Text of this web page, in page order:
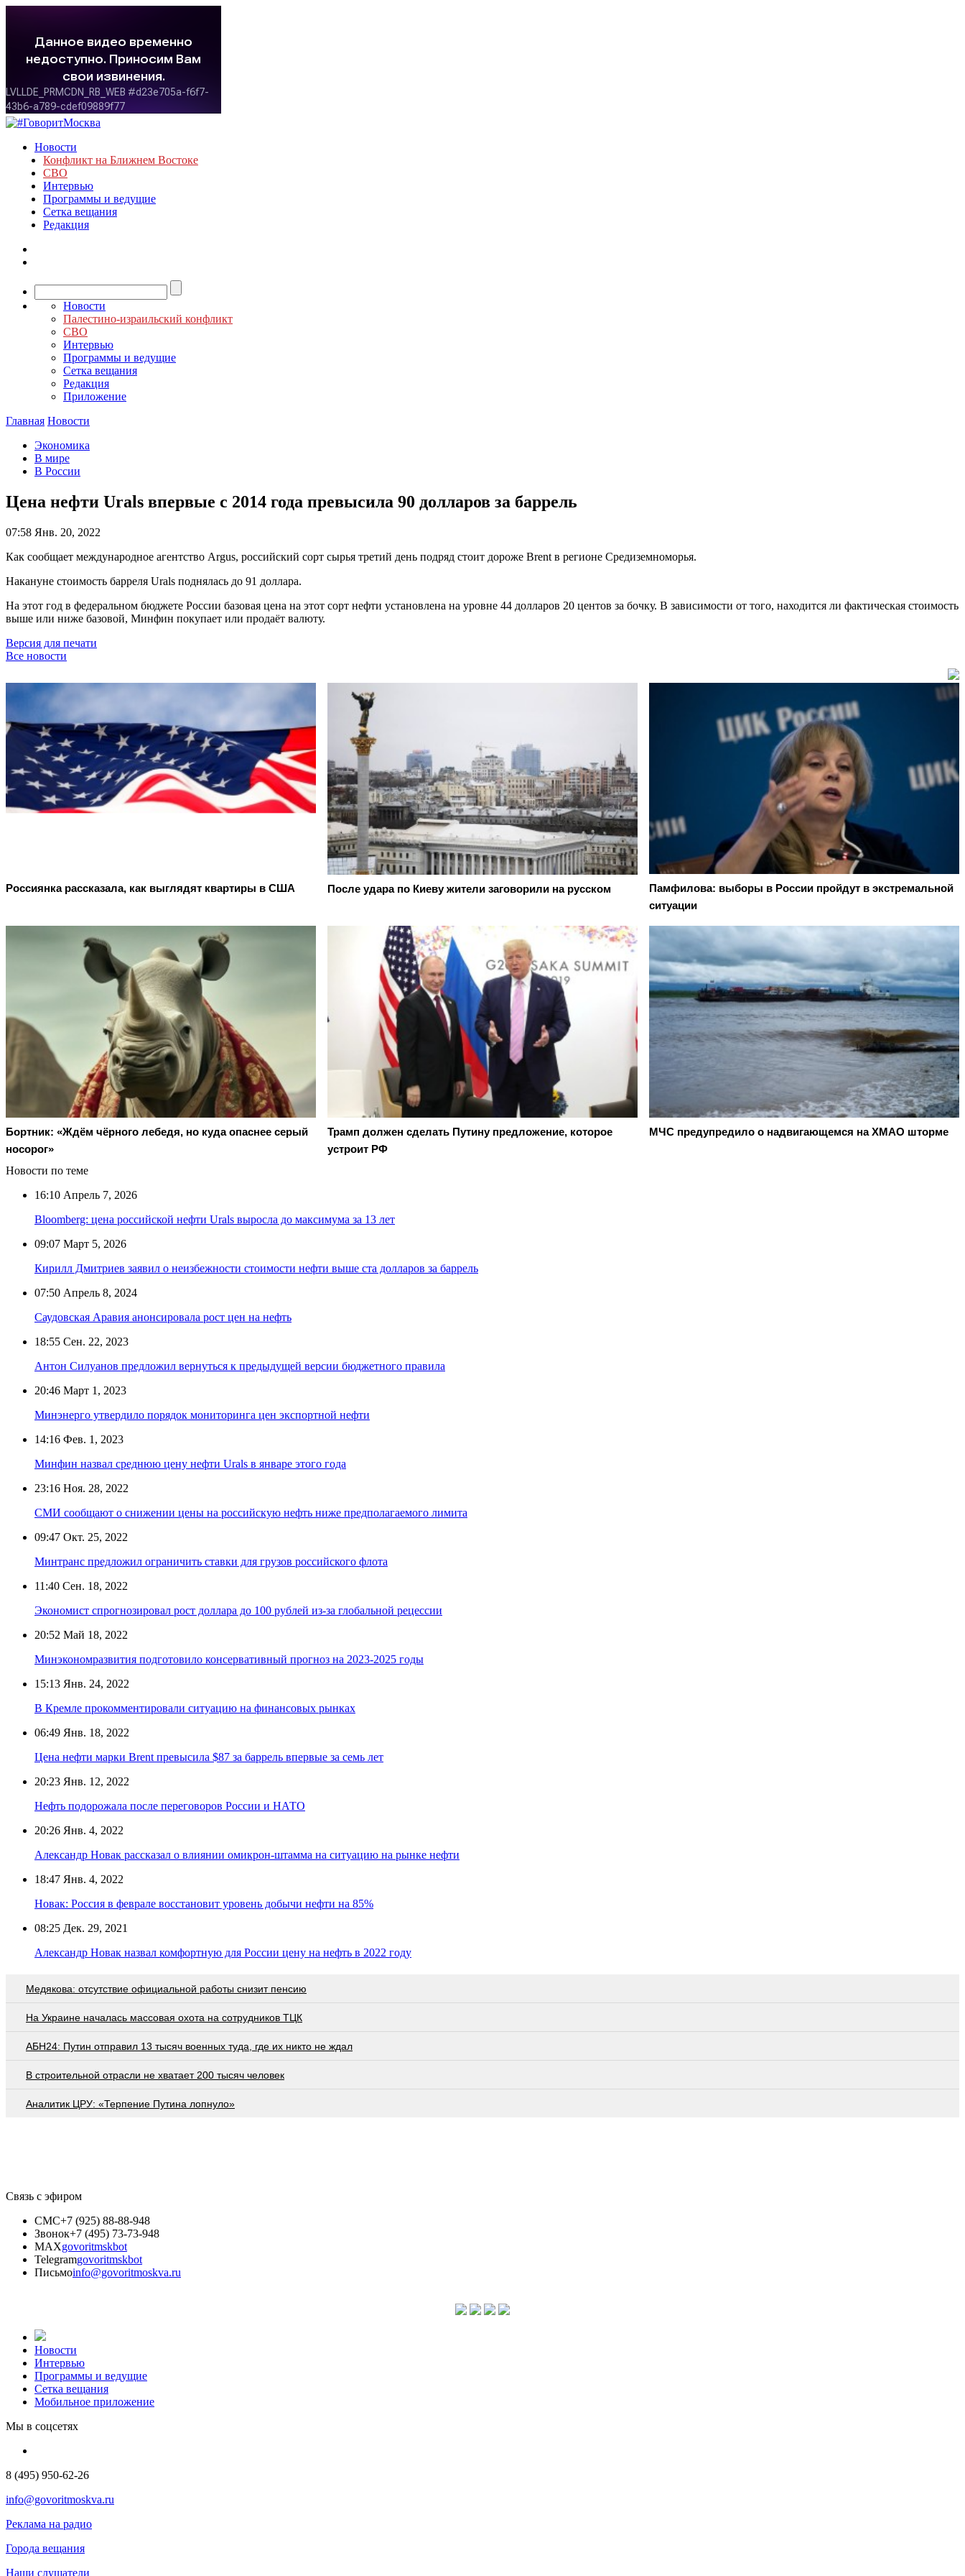
Новости
Конфликт на Ближнем Востоке
СВО
Интервью
Программы и ведущие
Сетка вещания
Редакция
Новости
Палестино-израильский конфликт
СВО
Интервью
Программы и ведущие
Сетка вещания
Редакция
Приложение
Главная Новости
Экономика
В мире
В России
Цена нефти Urals впервые с 2014 года превысила 90 долларов за баррель
07:58 Янв. 20, 2022
Как сообщает международное агентство Argus, российский сорт сырья третий день подряд стоит дороже Brent в регионе Средиземноморья.
Накануне стоимость барреля Urals поднялась до 91 доллара.
На этот год в федеральном бюджете России базовая цена на этот сорт нефти установлена на уровне 44 долларов 20 центов за бочку. В зависимости от того, находится ли фактическая стоимость
выше или ниже базовой, Минфин покупает или продаёт валюту.
Версия для печати
Все новости
Россиянка рассказала, как выглядят квартиры в США После удара по Киеву жители заговорили на русском
Памфилова: выборы в России пройдут в экстремальной
ситуации
Бортник: «Ждём чёрного лебедя, но куда опаснее серый
носорог»
Трамп должен сделать Путину предложение, которое
устроит РФ
МЧС предупредило о надвигающемся на ХМАО шторме
Новости по теме
16:10 Апрель 7, 2026
Bloomberg: цена российской нефти Urals выросла до максимума за 13 лет
09:07 Март 5, 2026
Кирилл Дмитриев заявил о неизбежности стоимости нефти выше ста долларов за баррель
07:50 Апрель 8, 2024
Саудовская Аравия анонсировала рост цен на нефть
18:55 Сен. 22, 2023
Антон Силуанов предложил вернуться к предыдущей версии бюджетного правила
20:46 Март 1, 2023
Минэнерго утвердило порядок мониторинга цен экспортной нефти
14:16 Фев. 1, 2023
Минфин назвал среднюю цену нефти Urals в январе этого года
23:16 Ноя. 28, 2022
СМИ сообщают о снижении цены на российскую нефть ниже предполагаемого лимита
09:47 Окт. 25, 2022
Минтранс предложил ограничить ставки для грузов российского флота
11:40 Сен. 18, 2022
Экономист спрогнозировал рост доллара до 100 рублей из-за глобальной рецессии
20:52 Май 18, 2022
Минэкономразвития подготовило консервативный прогноз на 2023-2025 годы
15:13 Янв. 24, 2022
В Кремле прокомментировали ситуацию на финансовых рынках
06:49 Янв. 18, 2022
Цена нефти марки Brent превысила $87 за баррель впервые за семь лет
20:23 Янв. 12, 2022
Нефть подорожала после переговоров России и НАТО
20:26 Янв. 4, 2022
Александр Новак рассказал о влиянии омикрон-штамма на ситуацию на рынке нефти
18:47 Янв. 4, 2022
Новак: Россия в феврале восстановит уровень добычи нефти на 85%
08:25 Дек. 29, 2021
Александр Новак назвал комфортную для России цену на нефть в 2022 году
Медякова: отсутствие официальной работы снизит пенсию
На Украине началась массовая охота на сотрудников ТЦК
АБН24: Путин отправил 13 тысяч военных туда, где их никто не ждал
В строительной отрасли не хватает 200 тысяч человек
Аналитик ЦРУ: «Терпение Путина лопнуло»
Связь с эфиром
СМС+7 (925) 88-88-948
Звонок+7 (495) 73-73-948
MAXgovoritmskbot
Telegramgovoritmskbot
Письмоinfo@govoritmoskva.ru
Новости
Интервью
Программы и ведущие
Сетка вещания
Мобильное приложение
Мы в соцсетях
8 (495) 950-62-26
info@govoritmoskva.ru
Реклама на радио
Города вещания
Наши слушатели